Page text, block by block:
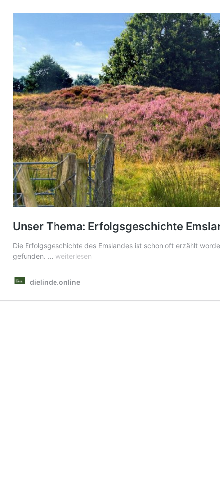
Unser Thema: Erfolgsgeschichte
Die Erfolgsgeschichte des Emslandes ist schon oft erzählt
gefunden. … Unser
Emsland
weiterlesen
dielinde.online